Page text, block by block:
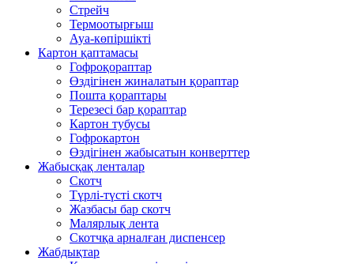
Стрейч
Термоотырғыш
Ауа-көпіршікті
Картон қаптамасы
Гофроқораптар
Өздігінен жиналатын қораптар
Пошта қораптары
Терезесі бар қораптар
Картон тубусы
Гофрокартон
Өздігінен жабысатын конверттер
Жабысқақ ленталар
Скотч
Түрлі-түсті скотч
Жазбасы бар скотч
Малярлық лента
Скотчқа арналған диспенсер
Жабдықтар